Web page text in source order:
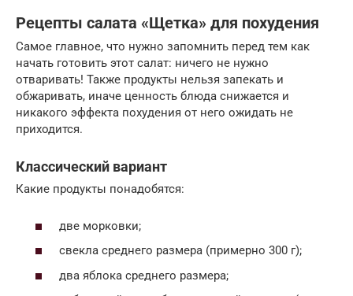
Рецепты салата «Щетка» для похудения
Самое главное, что нужно запомнить перед тем как
начать готовить этот салат: ничего не нужно
отваривать! Также продукты нельзя запекать и
обжаривать, иначе ценность блюда снижается и
никакого эффекта похудения от него ожидать не
приходится.
Классический вариант
Какие продукты понадобятся:
две морковки;
свекла среднего размера (примерно 300 г);
два яблока среднего размера;